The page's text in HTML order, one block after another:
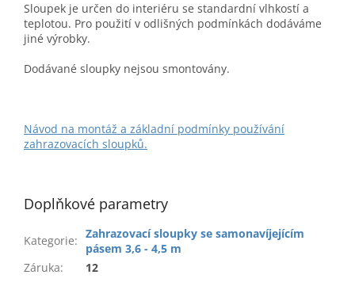
Sloupek je určen do interiéru se standardní vlhkostí a
teplotou. Pro použití v odlišných podmínkách dodáváme
jiné výrobky.
Dodávané sloupky nejsou smontovány.
Návod na montáž a základní podmínky používání
zahrazovacích sloupků.
Doplňkové parametry
Kategorie: Zahrazovací sloupky se samonavíjejícím
pásem 3,6 - 4,5 m
Záruka: 12